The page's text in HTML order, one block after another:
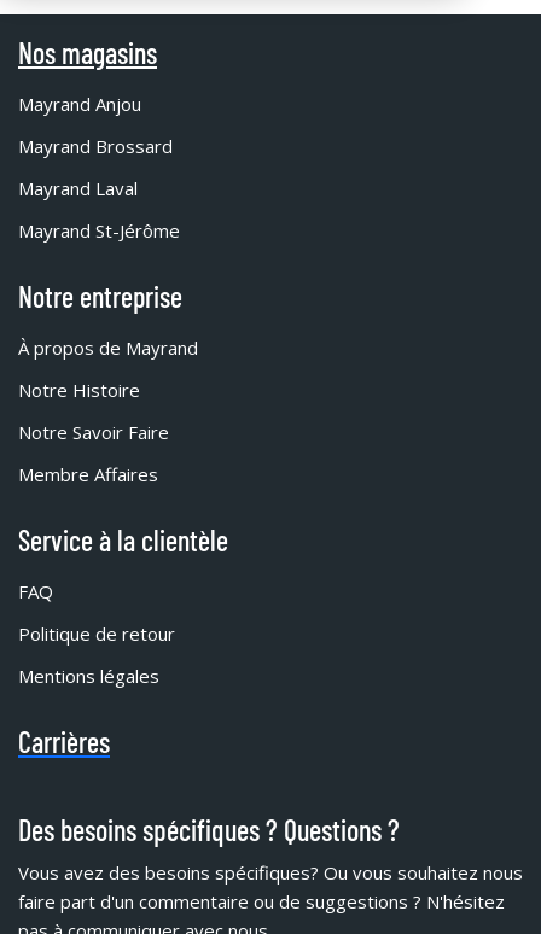
Nos magasins
Mayrand Anjou
Mayrand Brossard
Mayrand Laval
Mayrand St-Jérôme
Notre entreprise
À propos de Mayrand
Notre Histoire
Notre Savoir Faire
Membre Affaires
Service à la clientèle
FAQ
Politique de retour
Mentions légales
Carrières
Des besoins spécifiques ? Questions ?
Vous avez des besoins spécifiques? Ou vous souhaitez nous
faire part d'un commentaire ou de suggestions ? N'hésitez